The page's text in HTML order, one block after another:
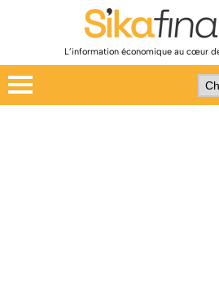
L’information économique au cœur